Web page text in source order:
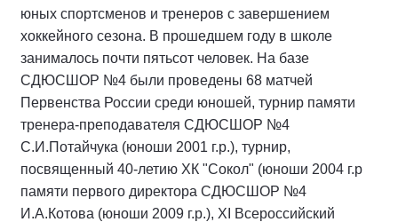
юных спортсменов и тренеров с завершением
хоккейного сезона. В прошедшем году в школе
занималось почти пятьсот человек. На базе
СДЮСШОР №4 были проведены 68 матчей
Первенства России среди юношей, турнир памяти
тренера-преподавателя СДЮСШОР №4
С.И.Потайчука (юноши 2001 г.р.), турнир,
посвященный 40-летию ХК "Сокол" (юноши 2004 г.р
памяти первого директора СДЮСШОР №4
И.А.Котова (юноши 2009 г.р.), XI Всероссийский